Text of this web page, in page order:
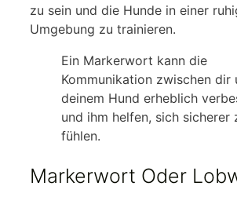
zu sein und die Hunde in einer
Umgebung zu trainieren.
Ein Markerwort kann die
Kommunikation zwischen dir
deinem Hund erheblich
und ihm helfen, sich sicherer
fühlen.
Markerwort Oder